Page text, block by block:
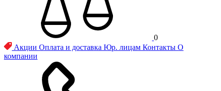
0
Акции Оплата и доставка Юр. лицам Контакты О
компании